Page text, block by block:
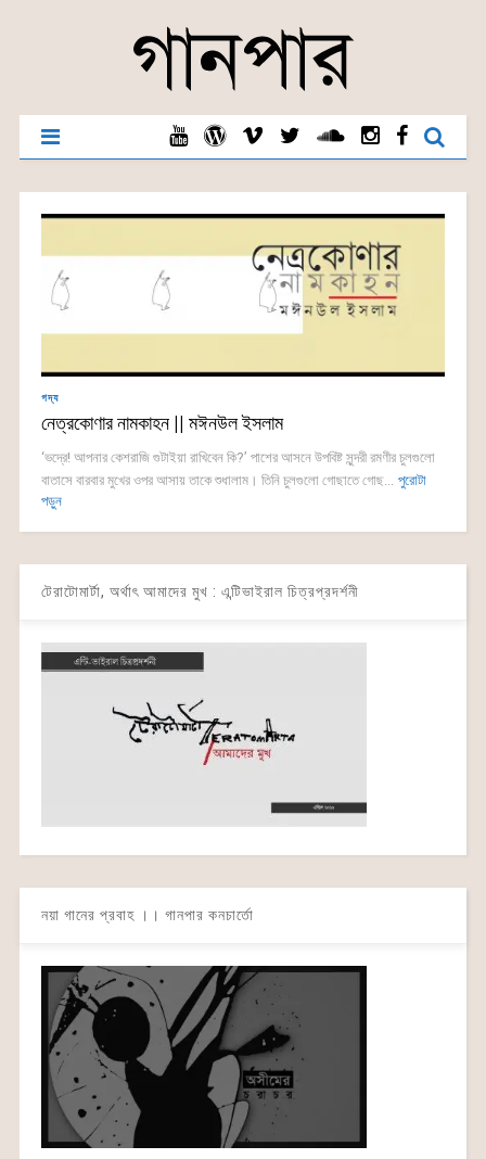
গদ্য
নেত্রকোণার নামকাহন || মঈনউল ইসলাম
‘ভদ্রে! আপনার কেশরাজি গুটাইয়া রাখিবেন কি?’ পাশের আসনে উপবিষ্ট সুন্দরী রমণীর চুলগুলো
বাতাসে বারবার মুখের ওপর আসায় তাকে শুধালাম। তিনি চুলগুলো গোছাতে গোছ... পুরোটা
পড়ুন
টেরাটোমার্টা, অর্থাৎ আমাদের মুখ : এন্টিভাইরাল চিত্রপ্রদর্শনী
নয়া গানের প্রবাহ ।। গানপার কনচার্তো